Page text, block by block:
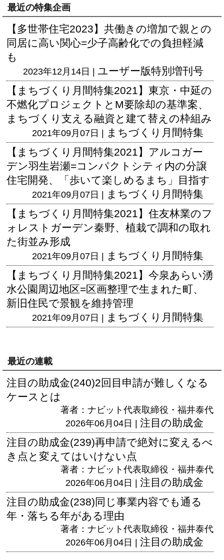
最近の特集企画
【多世帯住宅2023】共働きの増加で親との
同居に高い関心=少子高齢化での負担軽減
も
2023年12月14日 | ユーザー版特別増刊号
【まちづくり月間特集2021】東京・中延の
不燃化プロジェクトとM要除却の基準案、
まちづくり支える融資と建て替えの枠組み
2021年09月07日 |
まちづくり月間特集
【まちづくり月間特集2021】アルコガー
デン羽生岩瀬=コンパクトシティ内の分譲
住宅開発、「歩いて楽しめるまち」目指す
2021年09月07日 |
まちづくり月間特集
【まちづくり月間特集2021】住友林業のフ
ォレストガーデン秦野、植栽で調和の取れ
た街並み形成
2021年09月07日 |
まちづくり月間特集
【まちづくり月間特集2021】今泉あらい湧
水公園周辺地区=区画整理で生まれた町、
新旧住民で景観を維持管理
2021年09月07日 | まちづくり月間特集
最近の連載
注目の助成金(240)2回目申請が難しくなる
ケースとは
著者：ナビット代表取締役・福井泰代
2026年06月04日 | 注目の助成金
注目の助成金(239)再申請で絶対に変えるべ
き点と変えてはいけない点
著者：ナビット代表取締役・福井泰代
2026年06月04日 | 注目の助成金
注目の助成金(238)同じ事業内容でも通る
年・落ちる年がある理由
著者：ナビット代表取締役・福井泰代
2026年06月04日 | 注目の助成金